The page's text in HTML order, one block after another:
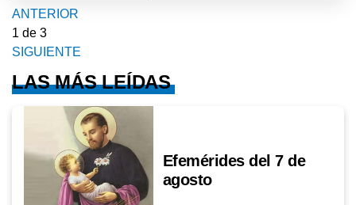
ANTERIOR
1 de 3
SIGUIENTE
LAS MÁS LEÍDAS
Efemérides del 7 de
agosto